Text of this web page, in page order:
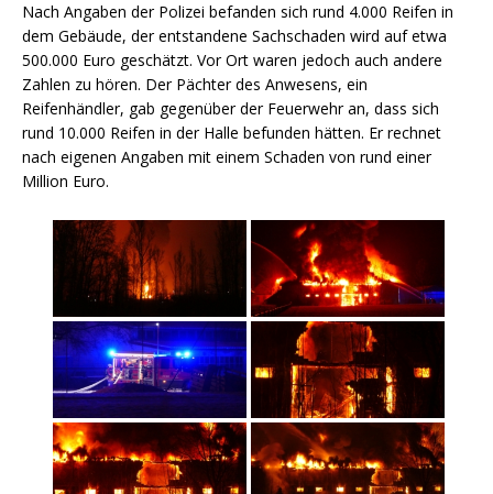
Nach Angaben der Polizei befanden sich rund 4.000 Reifen in
dem Gebäude, der entstandene Sachschaden wird auf etwa
500.000 Euro geschätzt. Vor Ort waren jedoch auch andere
Zahlen zu hören. Der Pächter des Anwesens, ein
Reifenhändler, gab gegenüber der Feuerwehr an, dass sich
rund 10.000 Reifen in der Halle befunden hätten. Er rechnet
nach eigenen Angaben mit einem Schaden von rund einer
Million Euro.